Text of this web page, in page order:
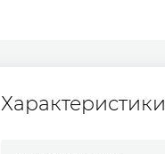
Характеристики